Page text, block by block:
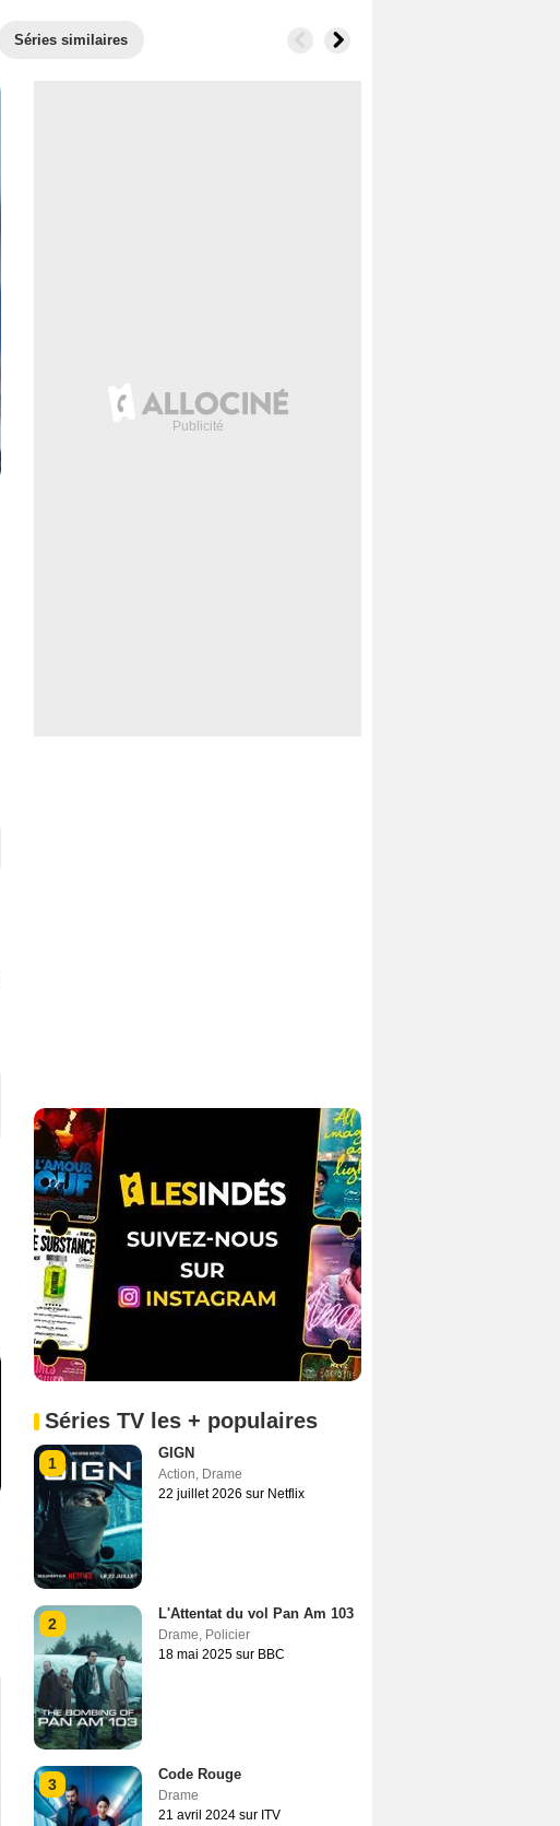
Séries similaires
Séries TV les + populaires
1
GIGN
Action, Drame
22 juillet 2026 sur Netflix
2
L'Attentat du vol Pan Am 103
Drame, Policier
18 mai 2025 sur BBC
3
Code Rouge
Drame
21 avril 2024 sur ITV